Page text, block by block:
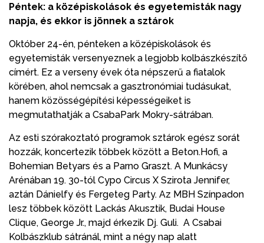
Péntek: a középiskolások és egyetemisták nagy
napja, és ekkor is jönnek a sztárok
Október 24-én, pénteken a középiskolások és
egyetemisták versenyeznek a legjobb kolbászkészítő
címért. Ez a verseny évek óta népszerű a fiatalok
körében, ahol nemcsak a gasztronómiai tudásukat,
hanem közösségépítési képességeiket is
megmutathatják a CsabaPark Mokry-sátrában.
Az esti szórakoztató programok sztárok egész sorát
hozzák, koncertezik többek között a Beton.Hofi, a
Bohemian Betyars és a Parno Graszt. A Munkácsy
Arénában 19. 30-tól Cypo Circus X Szirota Jennifer,
aztán Dánielfy és Fergeteg Party. Az MBH Színpadon
lesz többek között Lackás Akusztik, Budai House
Clique, George Jr., majd érkezik Dj. Guli. A Csabai
Kolbászklub sátránál, mint a négy nap alatt